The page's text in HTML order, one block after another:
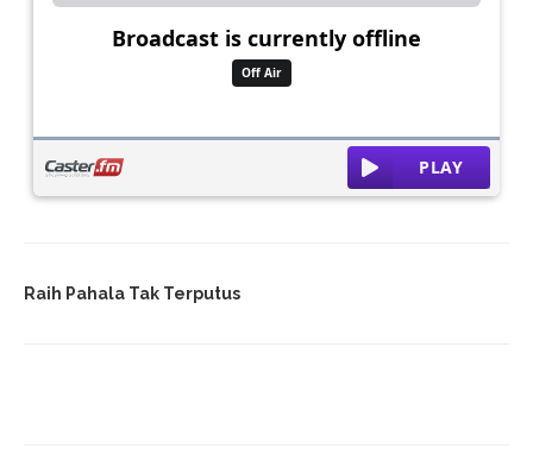
Raih Pahala Tak Terputus